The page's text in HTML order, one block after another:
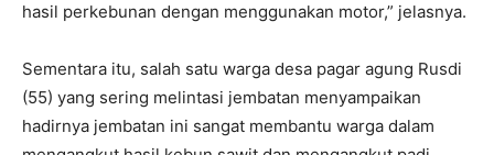
hasil perkebunan dengan menggunakan motor,” jelasnya.
Sementara itu, salah satu warga desa pagar agung Rusdi
(55) yang sering melintasi jembatan menyampaikan
hadirnya jembatan ini sangat membantu warga dalam